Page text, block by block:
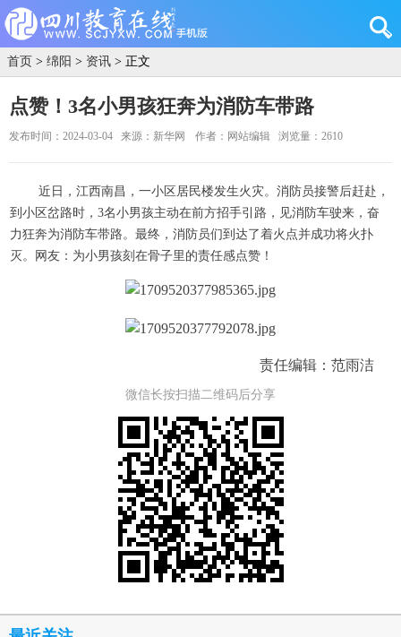
首页 > 绵阳 > 资讯 > 正文
点赞！3名小男孩狂奔为消防车带路
发布时间：2024-03-04 来源：新华网 作者：网站编辑 浏览量：2610
近日，江西南昌，一小区居民楼发生火灾。消防员接警后赶赴，
到小区岔路时，3名小男孩主动在前方招手引路，见消防车驶来，奋
力狂奔为消防车带路。最终，消防员们到达了着火点并成功将火扑
灭。网友：为小男孩刻在骨子里的责任感点赞！
责任编辑：范雨洁
微信长按扫描二维码后分享